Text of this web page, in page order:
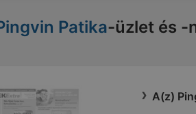
Patika-üzlet és -
A(z)